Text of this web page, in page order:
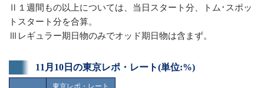
Ⅱ１週間もの以上については、当日スタート分、トム･スポッ
トスタート分を合算。
Ⅲレギュラー期日物のみでオッド期日物は含まず。
11月10日の東京レポ・レート(単位:%)
東京レポ・レート